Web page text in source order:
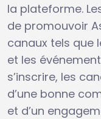
la plateforme.
de promouvoir
canaux tels que
et les
s’inscrire, les
d’une bonne
et d’un